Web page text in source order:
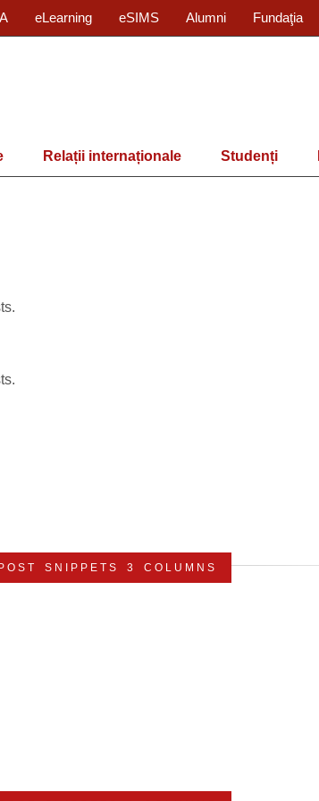
eLearning eSIMS Alumni Fundaţia
Relații internaționale Studenți
POST SNIPPETS 3 COLUMNS